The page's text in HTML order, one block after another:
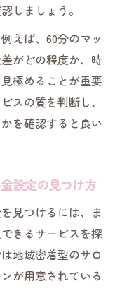
しましょう。
えば、60分のマッ
がどの程度か、時
極めることが重要
スの質を判断し、
を確認すると良い
設定の見つけ方
見つけるには、ま
きるサービスを探
地域密着型のサロ
が用意されている